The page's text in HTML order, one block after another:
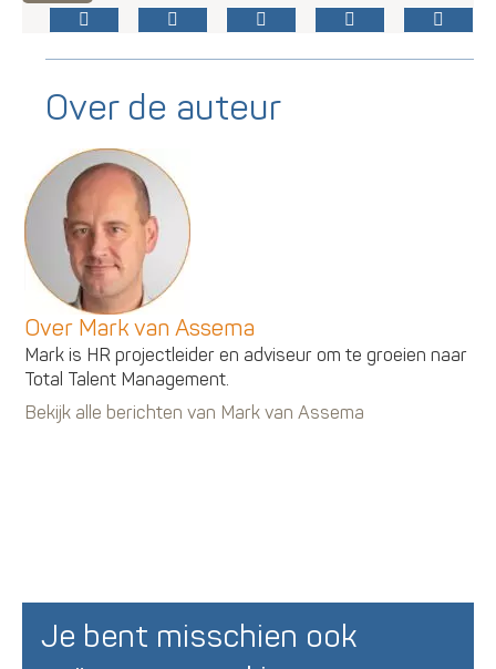
Over de auteur
Over Mark van Assema
Mark is HR projectleider en adviseur om te groeien naar
Total Talent Management.
Bekijk alle berichten van Mark van Assema
Je bent misschien ook